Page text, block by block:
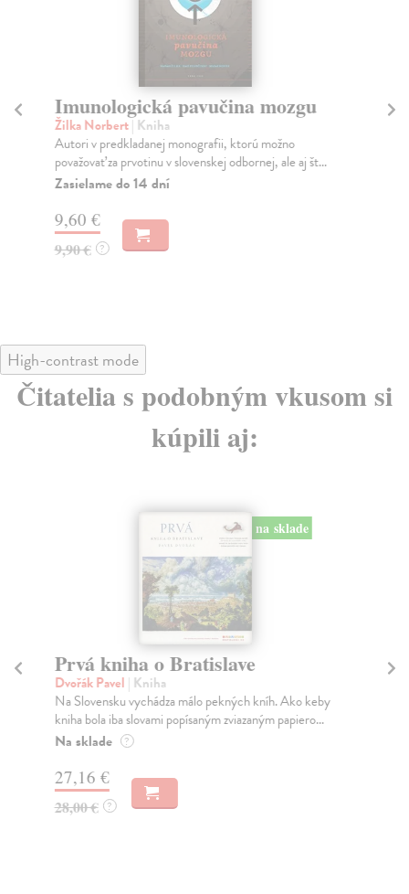
Imunologická pavučina mozgu
Žilka Norbert| Kniha
Autori v predkladanej monografii, ktorú možno
považovať za prvotinu v slovenskej odbornej, ale aj št...
Zasielame do 14 dní
9,60 €
9,90 € ?
High-contrast mode
Čitatelia s podobným vkusom si
kúpili aj:
na sklade
Prvá kniha o Bratislave
Dvořák Pavel | Kniha
Na Slovensku vychádza málo pekných kníh. Ako keby
kniha bola iba slovami popísaným zviazaným papiero...
Na sklade ?
27,16 €
28,00 € ?